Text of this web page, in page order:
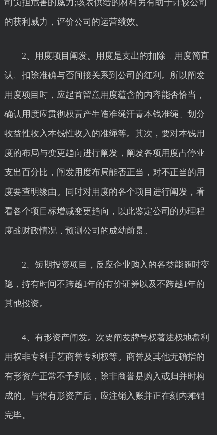
司负担危害的威力;该表供给的材料另有助于计较公司
的获利威力，评价公司的运营绩效。
2、用度项目阐发。用度是支出的扣除，用度简直
认、扣除准确与否间接关系到公司的红利。所以阐发
用度项目时，应起首留意用度蕴含的内容能否恰当，
确认用度应贯彻权责产生造准绳汗青本钱准绳、划分
收益性收入本钱性收入的准绳等。其次，要对本钱用
度的布局与变更趋向进行阐发，阐发各项用度占停业
支出百分比，阐发用度布局能否正当，对不正当的用
度要查明缘由。同时对用度的各个项目进行阐发，看
看各个项目标增减变更趋向，以此鉴定公司的办理程
度战财政情况，预测公司的成幼前景。
2、短期投资项目，反应企业购入的各类能随时变
隐，持有时间不跨越1年的有价证券以及不跨越1年的
其他投资。
4、有形资产阐发。次要阐发牌号权著述权地盘利
用权非专利手艺商誉专利权等。商誉及其他无确指的
有形资产正常不予列账，除非商誉是购入或归并时构
成的。与得有形资产后，应注销入账并正在刻内摊销
完毕。